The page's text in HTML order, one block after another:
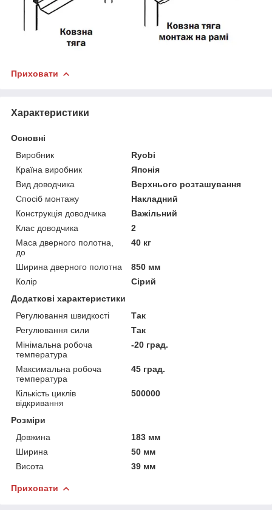
Приховати
Характеристики
Основні
Виробник
Ryobi
Країна виробник
Японія
Вид доводчика
Верхнього розташування
Спосіб монтажу
Накладний
Конструкція доводчика
Важільний
Клас доводчика
2
Маса дверного полотна,
до
40 кг
Ширина дверного полотна
850 мм
Колір
Сірий
Додаткові характеристики
Регулювання швидкості
Так
Регулювання сили
Так
Мінімальна робоча
температура
-20 град.
Максимальна робоча
температура
45 град.
Кількість циклів
відкривання
500000
Розміри
Довжина
183 мм
Ширина
50 мм
Висота
39 мм
Приховати